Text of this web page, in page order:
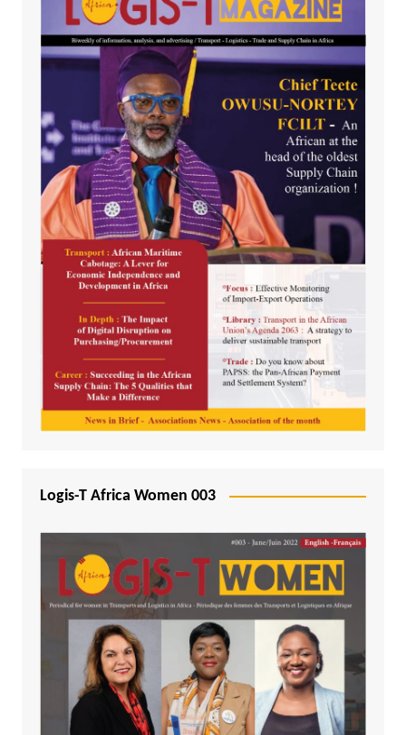
Logis-T Africa Women 003